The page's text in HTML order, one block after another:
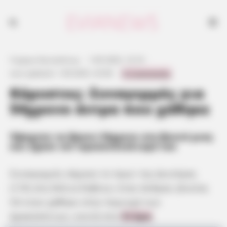
Κάρυστος: Συναγερμός για
54χρονο άντρα που χάθηκε
Έψαχναν να βρουν 54χρονο στο βουνό μιας
και έχασε τον προσανατολισμό του
Στύρα